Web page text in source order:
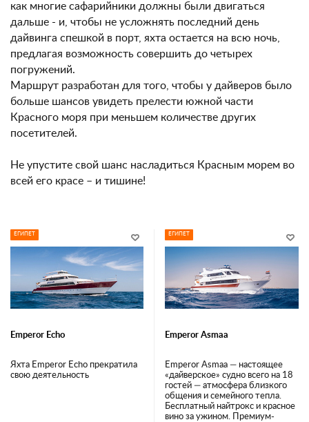
как многие сафарийники должны были двигаться
дальше - и, чтобы не усложнять последний день
дайвинга спешкой в порт, яхта остается на всю ночь,
предлагая возможность совершить до четырех
погружений.
Маршрут разработан для того, чтобы у дайверов было
больше шансов увидеть прелести южной части
Красного моря при меньшем количестве других
посетителей.
Не упустите свой шанс насладиться Красным морем во
всей его красе – и тишине!
ЕГИПЕТ
Emperor Echo
Яхта Emperor Echo прекратила
свою деятельность
ЕГИПЕТ
Emperor Asmaa
Emperor Asmaa — настоящее
«дайверское» судно всего на 18
гостей — атмосфера близкого
общения и семейного тепла.
Бесплатный найтрокс и красное
вино за ужином. Премиум-